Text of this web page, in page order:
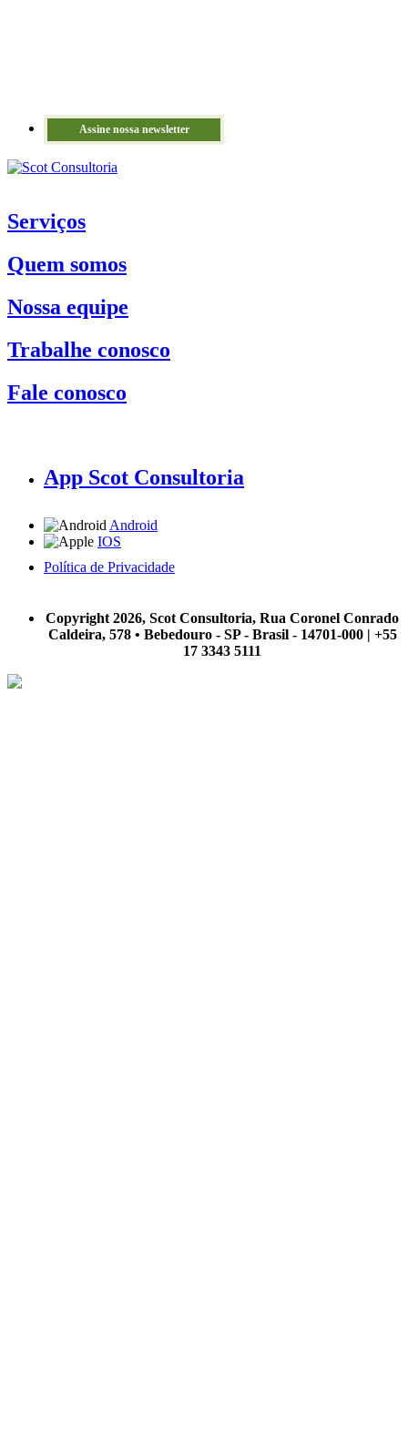
Assine nossa newsletter
Serviços
Quem somos
Nossa equipe
Trabalhe conosco
Fale conosco
App Scot Consultoria
Android
IOS
Política de Privacidade
Copyright 2026, Scot Consultoria, Rua Coronel Conrado
Caldeira, 578 • Bebedouro - SP - Brasil - 14701-000 | +55
17 3343 5111